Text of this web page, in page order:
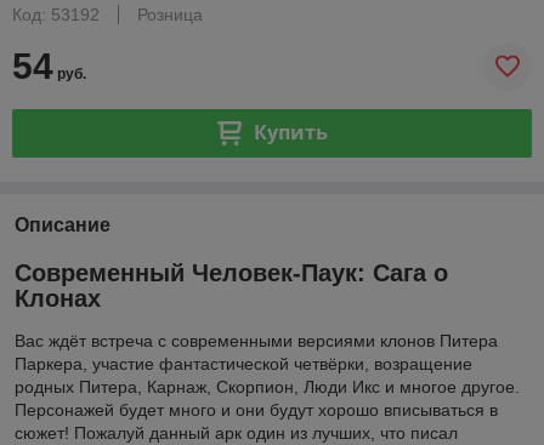
Код: 53192
Розница
54 руб.
Купить
Описание
Современный Человек-Паук: Сага о
Клонах
Вас ждёт встреча с современными версиями клонов Питера
Паркера, участие фантастической четвёрки, возращение
родных Питера, Карнаж, Скорпион, Люди Икс и многое другое.
Персонажей будет много и они будут хорошо вписываться в
сюжет! Пожалуй данный арк один из лучших, что писал